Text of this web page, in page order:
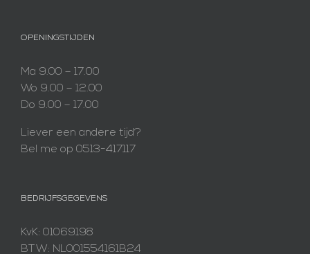
OPENINGSTIJDEN
Ma 9.00 – 17.00
Wo 9.00 – 12.00
Do 9.00 – 17.00
Liever een andere tijd?
Bel me op 0513-417117
BEDRIJFSGEGEVENS
KvK: 01069198
BTW: NL001554161B24